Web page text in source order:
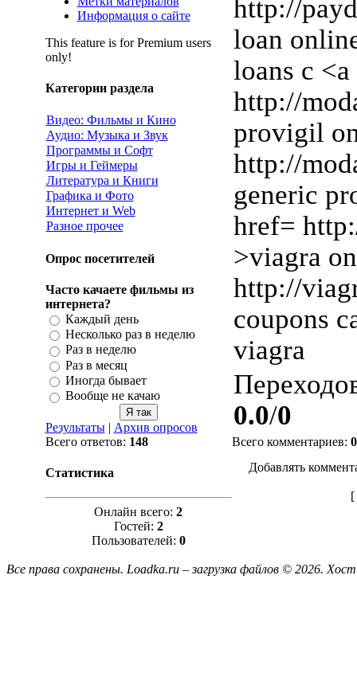
Информация о сайте
This feature is for Premium users
only!
Категории раздела
Видео: Фильмы и Кино
Аудио: Музыка и Звук
Программы и Софт
Игры и Геймеры
Литература и Книги
Графика и Фото
Интернет и Web
Разное прочее
Опрос посетителей
Часто качаете фильмы из
интернета?
Каждый день
Несколько раз в неделю
Раз в неделю
Раз в месяц
Иногда бывает
Вообще не качаю
Результаты| Архив опросов
Всего ответов: 148
Статистика
Онлайн всего: 2
Гостей: 2
Пользователей: 0
http://
loan
loans c
http://
provigil
http://
generic
href=
>viagra
http://
coupons
viagra
0.0/0
Всего комментариев: 0
Добавлять
[
Все права сохранены. Loadka.ru – загрузка файлов © 2026.